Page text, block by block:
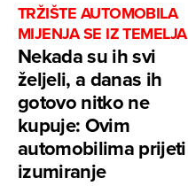
TRŽIŠTE AUTOMOBILA
MIJENJA SE IZ TEMELJA
Nekada su ih svi
željeli, a danas ih
gotovo nitko ne
kupuje: Ovim
automobilima prijeti
izumiranje